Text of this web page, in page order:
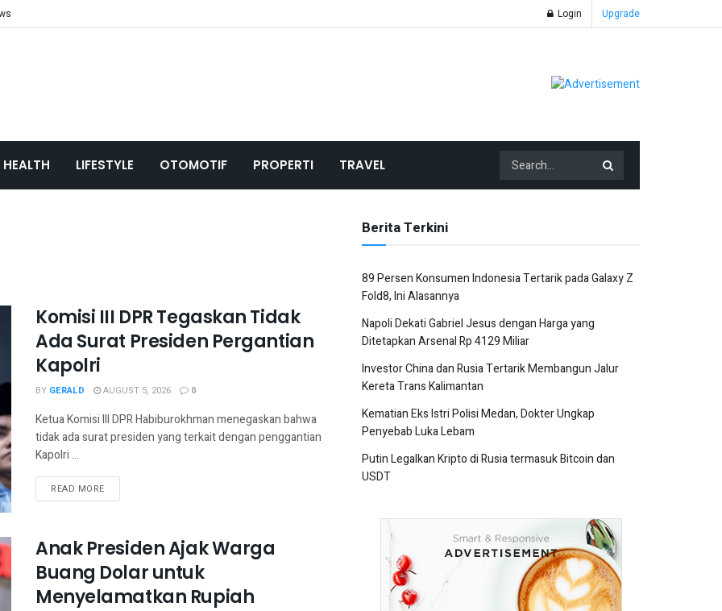
Login Upgrade
HEALTH LIFESTYLE OTOMOTIF PROPERTI TRAVEL
Komisi III DPR Tegaskan Tidak
Ada Surat Presiden Pergantian
Kapolri
BY GERALD AUGUST 5, 2026 0
Ketua Komisi III DPR Habiburokhman menegaskan bahwa
tidak ada surat presiden yang terkait dengan penggantian
Kapolri ...
READ MORE
Anak Presiden Ajak Warga
Buang Dolar untuk
Menyelamatkan Rupiah
Berita Terkini
89 Persen Konsumen Indonesia Tertarik pada Galaxy Z
Fold8, Ini Alasannya
Napoli Dekati Gabriel Jesus dengan Harga yang
Ditetapkan Arsenal Rp 4129 Miliar
Investor China dan Rusia Tertarik Membangun Jalur
Kereta Trans Kalimantan
Kematian Eks Istri Polisi Medan, Dokter Ungkap
Penyebab Luka Lebam
Putin Legalkan Kripto di Rusia termasuk Bitcoin dan
USDT